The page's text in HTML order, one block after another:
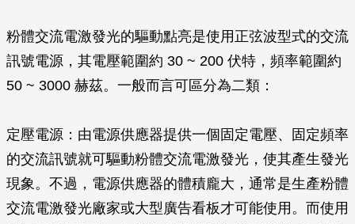
粉體交流電激發光的驅動點亮是使用正弦波型式的交流
訊號電源，其電壓範圍約 30 ~ 200 伏特，頻率範圍約
50 ~ 3000 赫茲。一般而言可區分為二類：
定壓電源 ：由電源供應器提供一個固定電壓、固定頻率
的交流訊號就可驅動粉體交流電激發光，使其產生發光
現象。不過，電源供應器的體積龐大，通常是生產粉體
交流電激發光廠家或大型廣告看板才可能使用。而使用